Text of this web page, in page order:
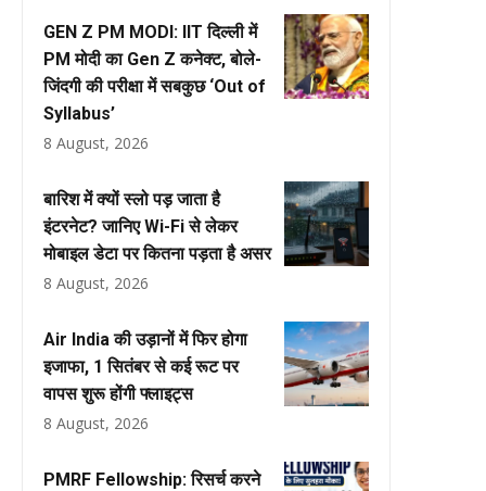
GEN Z PM MODI: IIT दिल्ली में
PM मोदी का Gen Z कनेक्ट, बोले-
जिंदगी की परीक्षा में सबकुछ ‘Out of
Syllabus’
8 August, 2026
बारिश में क्यों स्लो पड़ जाता है
इंटरनेट? जानिए Wi-Fi से लेकर
मोबाइल डेटा पर कितना पड़ता है असर
8 August, 2026
Air India की उड़ानों में फिर होगा
इजाफा, 1 सितंबर से कई रूट पर
वापस शुरू होंगी फ्लाइट्स
8 August, 2026
PMRF Fellowship: रिसर्च करने